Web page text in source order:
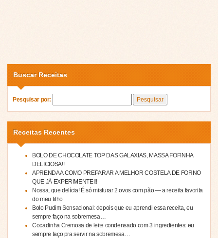
Buscar Receitas
Pesquisar por:
Receitas Recentes
BOLO DE CHOCOLATE TOP DAS GALAXIAS, MASSA FOFINHA
DELICIOSA!!
APRENDA A COMO PREPARAR A MELHOR COSTELA DE FORNO
QUE JÁ EXPERIMENTEI!!
Nossa, que delícia! É só misturar 2 ovos com pão — a receita favorita
do meu filho
Bolo Pudim Sensacional: depois que eu aprendi essa receita, eu
sempre faço na sobremesa…
Cocadinha Cremosa de leite condensado com 3 ingredientes: eu
sempre faço pra servir na sobremesa…